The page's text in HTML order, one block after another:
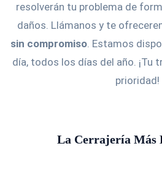
resolverán tu problema de
daños. Llámanos y te
sin compromiso. Estamos
día, todos los días del año. ¡Tu
prioridad!
La Cerrajería Más